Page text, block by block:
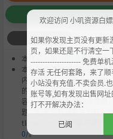
本作品是由
小叽资源会员
本站提供的资源转载自国内
内容用于商业或者非法用途
的24个小时之内，从您的电
容，请支持正版，购买注册
题，如有侵权请邮件与我们
tlook.com，我们会在第一
0/。
欢迎访问 小叽资源白
如果你发现主页没有更新
页，如果还是不行清空
--------------------- 免费单
存活 无任何套路，来了
小站没有充值.不卖会员.
账号等,如有发现出售网
打不开解决办法：
已阅